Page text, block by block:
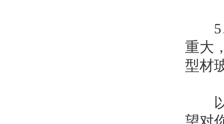
5、
重大
型材
以